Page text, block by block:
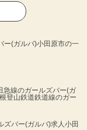
ー(ガルバ)小田原市の一
急線のガールズバー(ガ
登山鉄道鉄道線のガー
ズバー(ガルバ)求人小田